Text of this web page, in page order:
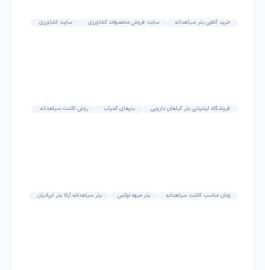
خرید آنلاین بذر سیاهدانه سایت فروش محصولات کشاورزی سایت کشاورزی
فروشگاه اینترنتی بذر گیاهان دارویی بذرهای کمیاب روش کاشت سیاهدانه
زمان مناسب کاشت سیاهدانه بذر میوه لوکس بذر سیاهدانه آرکا بذر ایرانیان